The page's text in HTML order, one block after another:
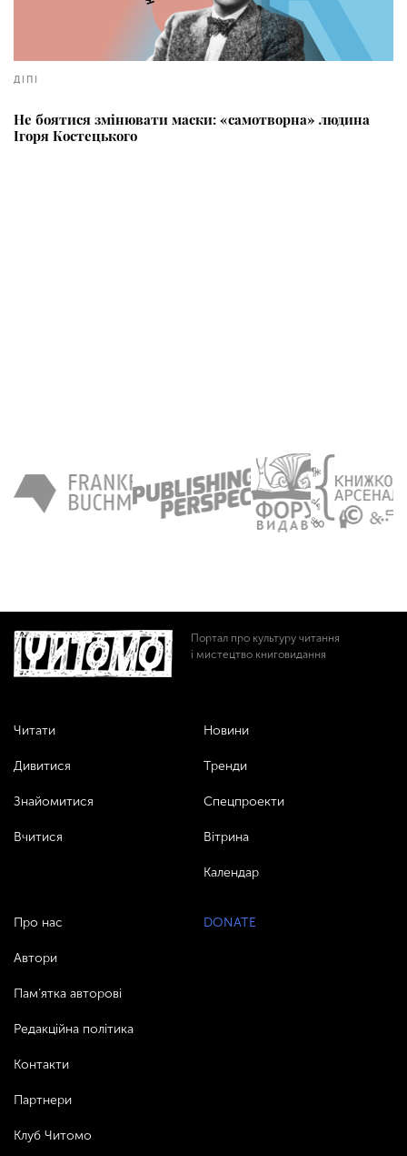
ДІПІ
Не боятися змінювати маски: «самотворна» людина
Ігоря Костецького
Портал про культуру читання
і мистецтво книговидання
Читати
Дивитися
Знайомитися
Вчитися
Новини
Тренди
Спецпроекти
Вітрина
Календар
Про нас
Автори
Пам’ятка авторові
Редакційна політика
Контакти
Партнери
Клуб Читомо
DONATE